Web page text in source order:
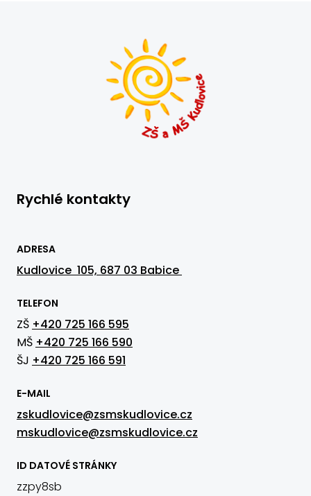
Rychlé kontakty
ADRESA
Kudlovice 105, 687 03 Babice
TELEFON
ZŠ +420 725 166 595
MŠ +420 725 166 590
ŠJ +420 725 166 591
E-MAIL
zskudlovice@zsmskudlovice.cz
mskudlovice@zsmskudlovice.cz
ID DATOVÉ STRÁNKY
zzpy8sb